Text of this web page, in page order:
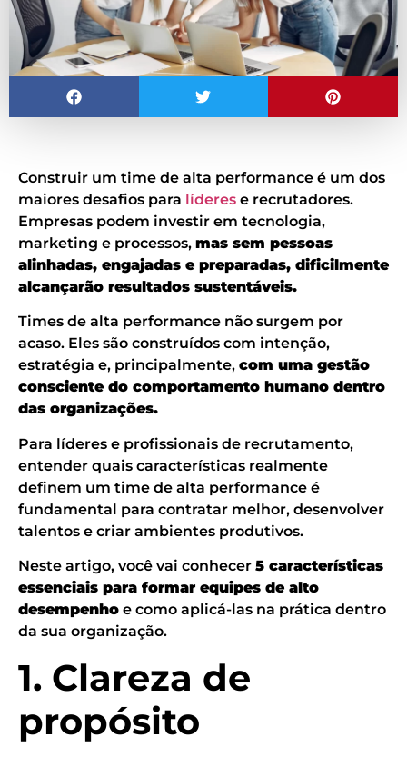
Construir um time de alta performance é um dos
maiores desafios para líderes e recrutadores.
Empresas podem investir em tecnologia,
marketing e processos, mas sem pessoas
alinhadas, engajadas e preparadas, dificilmente
alcançarão resultados sustentáveis.
Times de alta performance não surgem por
acaso. Eles são construídos com intenção,
estratégia e, principalmente, com uma gestão
consciente do comportamento humano dentro
das organizações.
Para líderes e profissionais de recrutamento,
entender quais características realmente
definem um time de alta performance é
fundamental para contratar melhor, desenvolver
talentos e criar ambientes produtivos.
Neste artigo, você vai conhecer 5 características
essenciais para formar equipes de alto
desempenho e como aplicá-las na prática dentro
da sua organização.
1. Clareza de
propósito